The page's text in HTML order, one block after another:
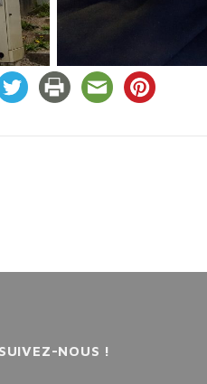
SUIVEZ-NOUS !